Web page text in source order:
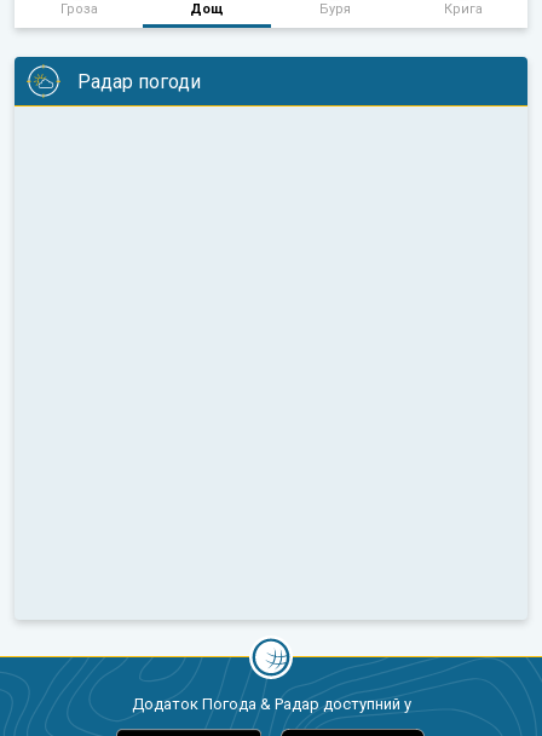
Гроза Дощ Буря Крига
Радар погоди
Додаток Погода & Радар доступний у